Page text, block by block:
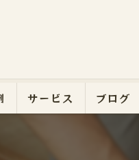
サービス ブログ